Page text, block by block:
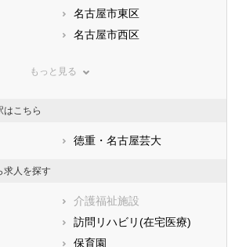
大阪府
和歌山県
山口県
佐賀県
宮崎県
名古屋市東区
名古屋市西区
名古屋市瑞穂区
名古屋市緑区
岡崎市
瀬戸市
もっと見る
はこちら
徳重・名古屋芸大
求人を探す
介護福祉施設
訪問リハビリ(在宅医療)
保育園